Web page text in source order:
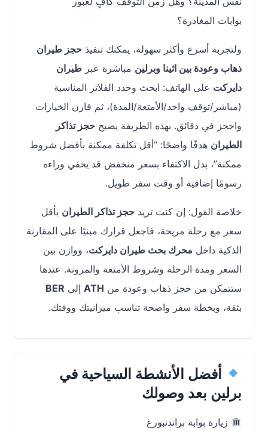
بوابات المغادرة؟
ولتجربة أسرع وأكثر سهولة، يمكنك تنفيذ حجز طيران
ذهاب وعودة بين اثينا وبرلينمباشرة عبرطيران
دايركتعلى الهاتف: ابحث وحدد الفلاتر المناسبة
(مباشر/توقف واحد/الأمتعة/المدة)، ثم قارن الخيارات
واحجز في دقائق. بهذه الطريقة يصبح حجز تذاكر
الطيرانهدفًا واضحًا: “أقل تكلفة ممكنة بأفضل شروط
ممكنة”، بدل الاكتفاء بسعر منخفض قد يخفي وراءه
رسومًا إضافية أو وقت سفر طويل.
خلاصة القول: إن كنت تريدحجز تذاكر الطيرانبأقل
سعر مع رحلة مريحة، فاجعل قرارك مبنيًا على المقارنة
الذكية داخل محرك بحث طيران دايركت، ووازن بين
السعر ومدة الرحلة وشروط الأمتعة والمرونة. عندها
ستتمكن من حجز ذهاب وعودة منATH إلىBER
بثقة، وبخطة سفر واضحة تناسب ميزانيتك ووقتك.
أفضل الأنشطة السياحية في
برلين بعد وصولك
زيارة بوابة براندنبورغ